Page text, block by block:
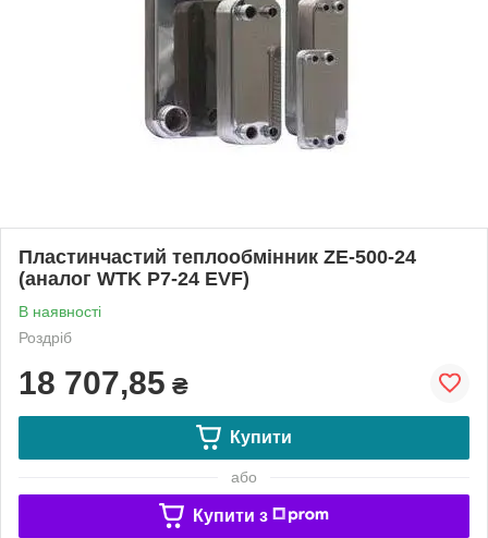
Пластинчастий теплообмінник ZE-500-24
(аналог WTK P7-24 EVF)
В наявності
Роздріб
18 707,85 ₴
Купити
або
Купити з